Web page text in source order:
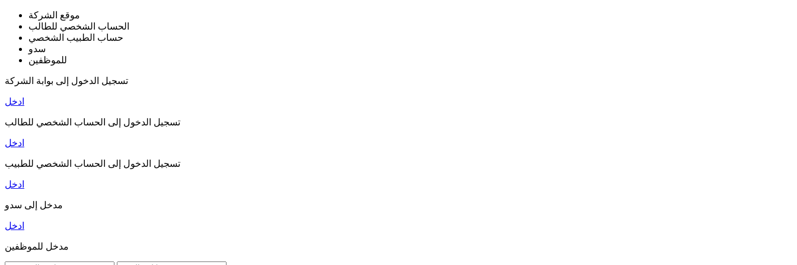
موقع الشركة
الحساب الشخصي للطالب
حساب الطبيب الشخصي
سدو
للموظفين
تسجيل الدخول إلى بوابة الشركة
ادخل
تسجيل الدخول إلى الحساب الشخصي للطالب
ادخل
تسجيل الدخول إلى الحساب الشخصي للطبيب
ادخل
مدخل إلى سدو
ادخل
مدخل للموظفين